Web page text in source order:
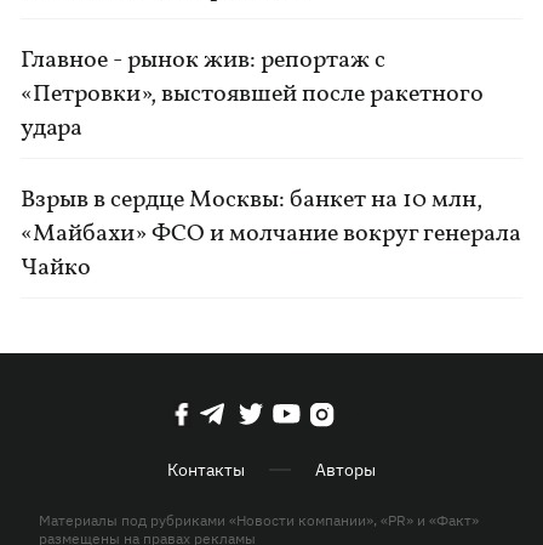
Главное - рынок жив: репортаж с
«Петровки», выстоявшей после ракетного
удара
Взрыв в сердце Москвы: банкет на 10 млн,
«Майбахи» ФСО и молчание вокруг генерала
Чайко
Контакты Авторы
Материалы под рубриками «Новости компании», «PR» и «Факт»
размещены на правах рекламы